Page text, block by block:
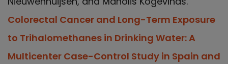
Colorectal Cancer and Long-Term Exposure
to Trihalomethanes in Drinking Water: A
Multicenter Case-Control Study in Spain and